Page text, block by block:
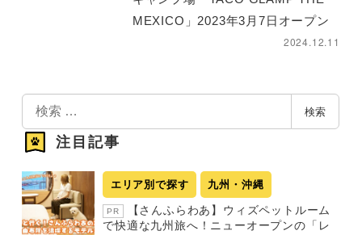
MEXICO」2023年3月7日オープン
2024.12.11
索
検索
注目記事
エリア別で探す 九州・沖縄
PR
【さんふらわあ】ウィズペットルーム
で快適な九州旅へ！ニューオープンの「レ